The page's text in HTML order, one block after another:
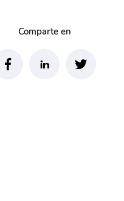
Comparte en